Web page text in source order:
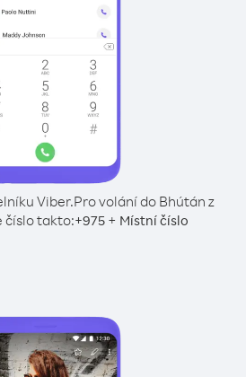
Viber.Pro volání do Bhútán z
číslo takto:+975+ Místní číslo